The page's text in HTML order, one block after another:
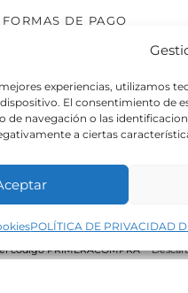
experiencias, utilizamos
El consentimiento de
navegación o las
a ciertas
POLÍTICA DE PRIVACIDAD
código PRIMERACOMPRA
FORMAS DE PAGO
de cookies Política de